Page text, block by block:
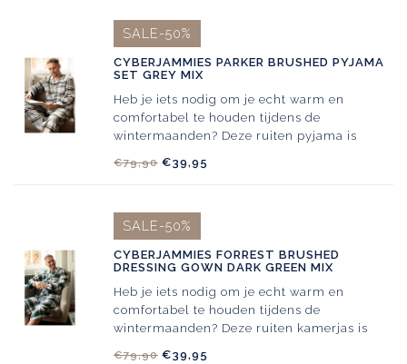
SALE-50%
CYBERJAMMIES PARKER BRUSHED PYJAMA
SET GREY MIX
Heb je iets nodig om je echt warm en
comfortabel te houden tijdens de
wintermaanden? Deze ruiten pyjama is
€79,90 €39,95
SALE-50%
CYBERJAMMIES FORREST BRUSHED
DRESSING GOWN DARK GREEN MIX
Heb je iets nodig om je echt warm en
comfortabel te houden tijdens de
wintermaanden? Deze ruiten kamerjas is
€79,90 €39,95